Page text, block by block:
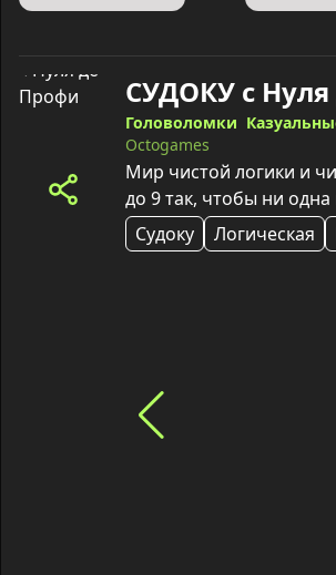
СУДОКУ с
Головоломки
Octogames
Мир чистой логики и
до 9 так, чтобы ни одна
Судоку
Логическая